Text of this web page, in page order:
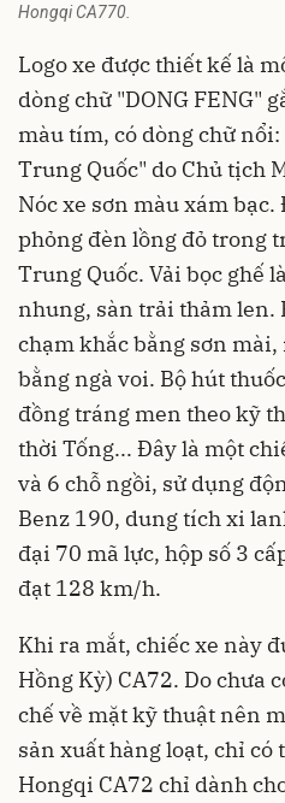
Hongqi CA770.
Logo xe được thiết kế là
dòng chữ "DONG FENG"
màu tím, có dòng chữ nổi:
Trung Quốc" do Chủ tịch
Nóc xe sơn màu xám
phỏng đèn lồng đỏ trong
Trung Quốc. Vải bọc ghế
nhung, sàn trải thảm len.
chạm khắc bằng sơn
bằng ngà voi. Bộ hút
đồng tráng men theo kỹ
thời Tống... Đây là một
và 6 chỗ ngồi, sử dụng
Benz 190, dung tích xi
đại 70 mã lực, hộp số 3
đạt 128 km/h.
Khi ra mắt, chiếc xe này
Hồng Kỳ) CA72. Do chưa
chế về mặt kỹ thuật nên
sản xuất hàng loạt, chỉ có
Hongqi CA72 chỉ dành